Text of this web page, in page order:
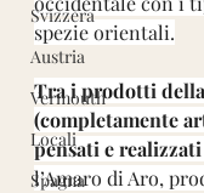
Svizzera
Austria
Vermouth
Locali
Spagna
spezie orientali.
Tra i prodotti della
(completamente
pensati e
l’Amaro di Aro,